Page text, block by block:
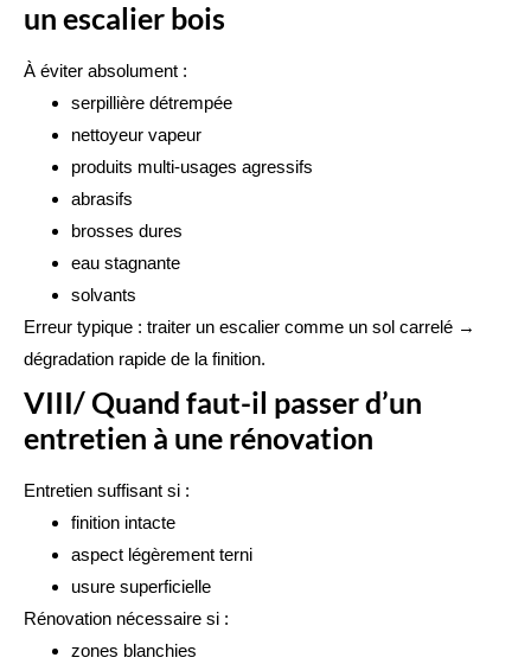
un escalier bois
À éviter absolument :
serpillière détrempée
nettoyeur vapeur
produits multi-usages agressifs
abrasifs
brosses dures
eau stagnante
solvants
Erreur typique : traiter un escalier comme un sol carrelé →
dégradation rapide de la finition.
VIII/ Quand faut-il passer d’un
entretien à une rénovation
Entretien suffisant si :
finition intacte
aspect légèrement terni
usure superficielle
Rénovation nécessaire si :
zones blanchies